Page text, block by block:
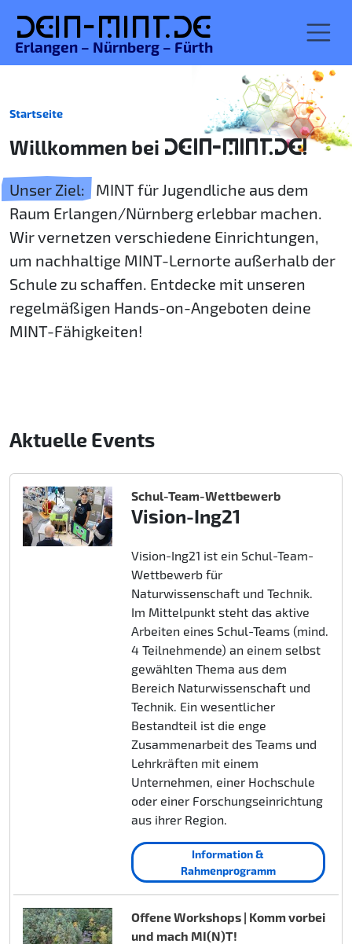
Dein-MINT.de
Erlangen – Nürnberg – Fürth
Startseite
Willkommen bei DEIN-MINT.DE!
Unser Ziel:
MINT für Jugendliche aus dem
Raum Erlangen/Nürnberg erlebbar machen.
Wir vernetzen verschiedene Einrichtungen,
um nachhaltige MINT-Lernorte außerhalb der
Schule zu schaffen. Entdecke mit unseren
regelmäßigen Hands-on-Angeboten deine
MINT-Fähigkeiten!
Aktuelle Events
Schul-Team-Wettbewerb
Vision-Ing21
Vision-Ing21 ist ein Schul-Team-
Wettbewerb für
Naturwissenschaft und Technik.
Im Mittelpunkt steht das aktive
Arbeiten eines Schul-Teams (mind.
4 Teilnehmende) an einem selbst
gewählten Thema aus dem
Bereich Naturwissenschaft und
Technik. Ein wesentlicher
Bestandteil ist die enge
Zusammenarbeit des Teams und
Lehrkräften mit einem
Unternehmen, einer Hochschule
oder einer Forschungseinrichtung
aus ihrer Region.
Information &
Rahmenprogramm
Offene Workshops | Komm vorbei
und mach MI(N)T!